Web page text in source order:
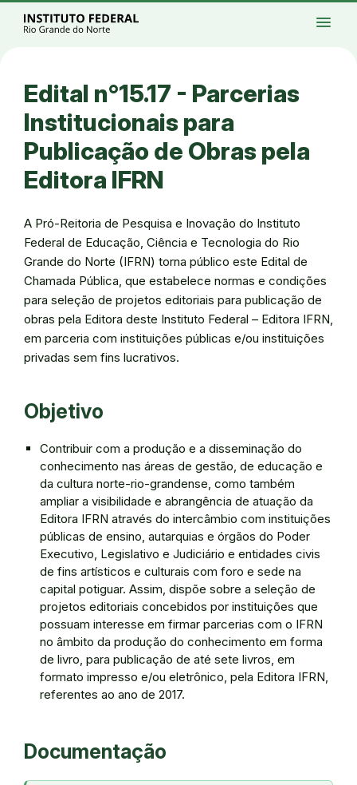
Ir para a página inicial
Ir para a busca
Alto contraste
Login da Área Administrativa
Acessibilidade
menu
Edital n°15.17 - Parcerias
Institucionais para
Publicação de Obras pela
Editora IFRN
A Pró-Reitoria de Pesquisa e Inovação do Instituto
Federal de Educação, Ciência e Tecnologia do Rio
Grande do Norte (IFRN) torna público este Edital de
Chamada Pública, que estabelece normas e condições
para seleção de projetos editoriais para publicação de
obras pela Editora deste Instituto Federal – Editora IFRN,
em parceria com instituições públicas e/ou instituições
privadas sem fins lucrativos.
Objetivo
Contribuir com a produção e a disseminação do
conhecimento nas áreas de gestão, de educação e
da cultura norte-rio-grandense, como também
ampliar a visibilidade e abrangência de atuação da
Editora IFRN através do intercâmbio com instituições
públicas de ensino, autarquias e órgãos do Poder
Executivo, Legislativo e Judiciário e entidades civis
de fins artísticos e culturais com foro e sede na
capital potiguar. Assim, dispõe sobre a seleção de
projetos editoriais concebidos por instituições que
possuam interesse em firmar parcerias com o IFRN
no âmbito da produção do conhecimento em forma
de livro, para publicação de até sete livros, em
formato impresso e/ou eletrônico, pela Editora IFRN,
referentes ao ano de 2017.
Documentação